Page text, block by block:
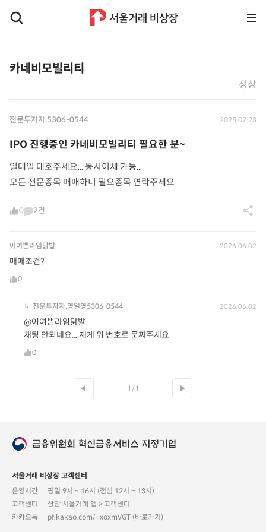
카네비모빌리티
정상
전문투자자.5306-0544 2025.07.23
IPO 진행중인 카네비모빌리티 필요한 분~
일대일 대호주세요... 동시이체 가능...
모든 전문종목 매매하니 필요종목 연락주세요
0 2건
어여쁜라임닭발 2026.06.02
매매조건?
0
↳ 전문투자자.영일영5306-0544 2026.06.02
@어여쁜라임닭발
채팅 안되네요... 제게 위 번호로 문짜주세요
0
1/1
서울거래 비상장 고객센터
운영시간
평일 9시 ~ 16시 (점심 12시 ~ 13시)
고객센터
상담 서울거래 앱 > 고객센터
카카오톡
pf.kakao.com/_xoxmVGT (바로가기)